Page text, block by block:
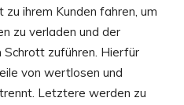
ihrem Kunden fahren, um
zu verladen und der
Schrott zuführen. Hierfür
von wertlosen und
Letztere werden zu